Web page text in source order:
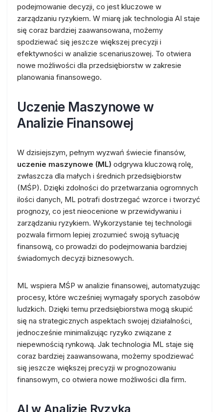
podejmowanie decyzji, co jest kluczowe w
zarządzaniu ryzykiem. W miarę jak technologia AI staje
się coraz bardziej zaawansowana, możemy
spodziewać się jeszcze większej precyzji i
efektywności w analizie scenariuszowej. To otwiera
nowe możliwości dla przedsiębiorstw w zakresie
planowania finansowego.
Uczenie Maszynowe w
Analizie Finansowej
W dzisiejszym, pełnym wyzwań świecie finansów,
uczenie maszynowe (ML) odgrywa kluczową rolę,
zwłaszcza dla małych i średnich przedsiębiorstw
(MŚP). Dzięki zdolności do przetwarzania ogromnych
ilości danych, ML potrafi dostrzegać wzorce i tworzyć
prognozy, co jest nieocenione w przewidywaniu i
zarządzaniu ryzykiem. Wykorzystanie tej technologii
pozwala firmom lepiej zrozumieć swoją sytuację
finansową, co prowadzi do podejmowania bardziej
świadomych decyzji biznesowych.
ML wspiera MŚP w analizie finansowej, automatyzując
procesy, które wcześniej wymagały sporych zasobów
ludzkich. Dzięki temu przedsiębiorstwa mogą skupić
się na strategicznych aspektach swojej działalności,
jednocześnie minimalizując ryzyko związane z
niepewnością rynkową. Jak technologia ML staje się
coraz bardziej zaawansowana, możemy spodziewać
się jeszcze większej precyzji w prognozowaniu
finansowym, co otwiera nowe możliwości dla firm.
AI w Analizie Ryzyka